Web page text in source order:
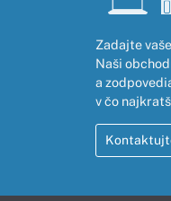
Zadajte
Naši
a
v čo